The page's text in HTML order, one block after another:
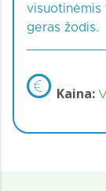
visuotinėmis
geras žodis.
Kaina: